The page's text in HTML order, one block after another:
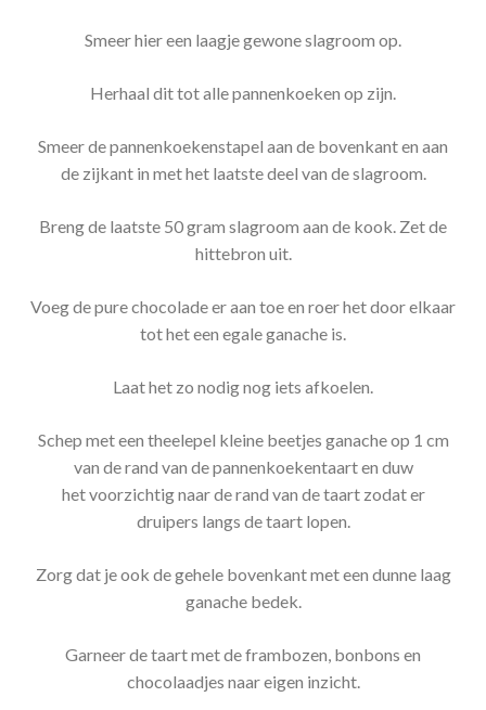
Smeer hier een laagje gewone slagroom op.
Herhaal dit tot alle pannenkoeken op zijn.
Smeer de pannenkoekenstapel aan de bovenkant en aan
de zijkant in met het laatste deel van de slagroom.
Breng de laatste 50 gram slagroom aan de kook. Zet de
hittebron uit.
Voeg de pure chocolade er aan toe en roer het door elkaar
tot het een egale ganache is.
Laat het zo nodig nog iets afkoelen.
Schep met een theelepel kleine beetjes ganache op 1 cm
van de rand van de pannenkoekentaart en duw
het voorzichtig naar de rand van de taart zodat er
druipers langs de taart lopen.
Zorg dat je ook de gehele bovenkant met een dunne laag
ganache bedek.
Garneer de taart met de frambozen, bonbons en
chocolaadjes naar eigen inzicht.